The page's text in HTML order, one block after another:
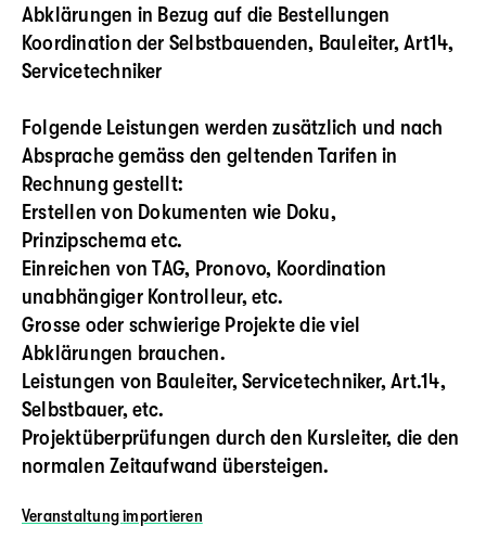
Abklärungen in Bezug auf die Bestellungen
Koordination der Selbstbauenden, Bauleiter, Art14,
Servicetechniker
Folgende Leistungen werden zusätzlich und nach
Absprache gemäss den geltenden Tarifen in
Rechnung gestellt:
Erstellen von Dokumenten wie Doku,
Prinzipschema etc.
Einreichen von TAG, Pronovo, Koordination
unabhängiger Kontrolleur, etc.
Grosse oder schwierige Projekte die viel
Abklärungen brauchen.
Leistungen von Bauleiter, Servicetechniker, Art.14,
Selbstbauer, etc.
Projektüberprüfungen durch den Kursleiter, die den
normalen Zeitaufwand übersteigen.
Veranstaltungimportieren